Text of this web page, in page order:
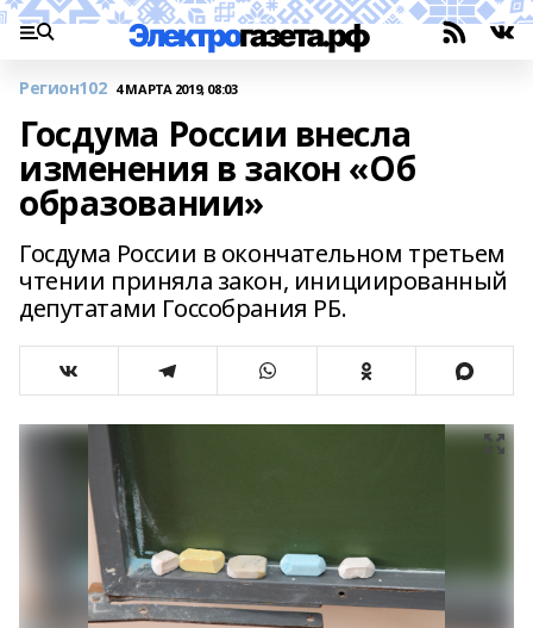
Регион102 4 МАРТА 2019, 08:03
Госдума России внесла
изменения в закон «Об
образовании»
Госдума России в окончательном третьем
чтении приняла закон, инициированный
депутатами Госсобрания РБ.